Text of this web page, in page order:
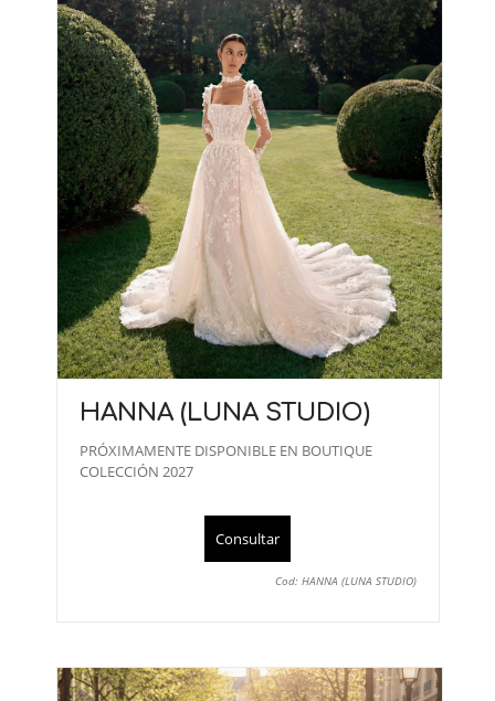
HANNA (LUNA STUDIO)
PRÓXIMAMENTE DISPONIBLE EN BOUTIQUE
COLECCIÓN 2027
Consultar
Cod: HANNA (LUNA STUDIO)